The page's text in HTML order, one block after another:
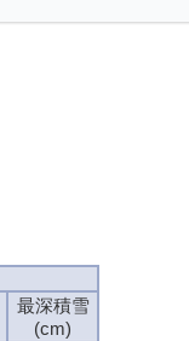
最深積雪
(cm)